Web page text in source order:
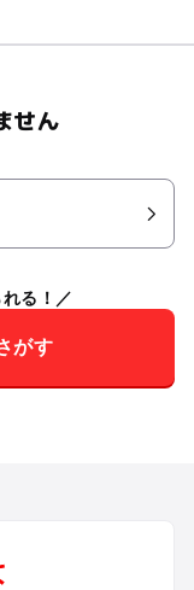
せん
る！
がす